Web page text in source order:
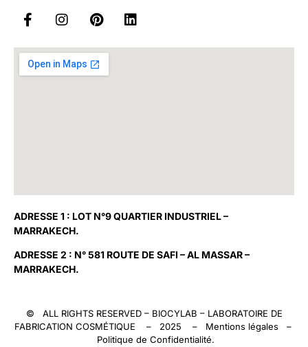
ADRESSE 1 : LOT N°9 QUARTIER INDUSTRIEL –
MARRAKECH.
ADRESSE 2 : N° 581 ROUTE DE SAFI – AL MASSAR –
MARRAKECH.
© ALL RIGHTS RESERVED – BIOCYLAB – LABORATOIRE DE
FABRICATION COSMÉTIQUE – 2025 – Mentions légales–
Politique de Confidentialité.